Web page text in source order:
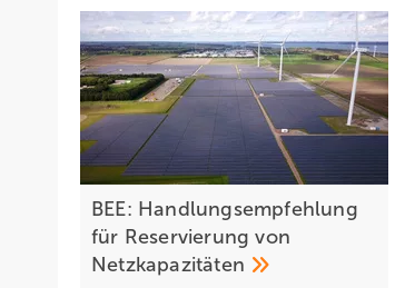
BEE: Handlungsempfehlung
für Reservierung von
Netzkapazitäten